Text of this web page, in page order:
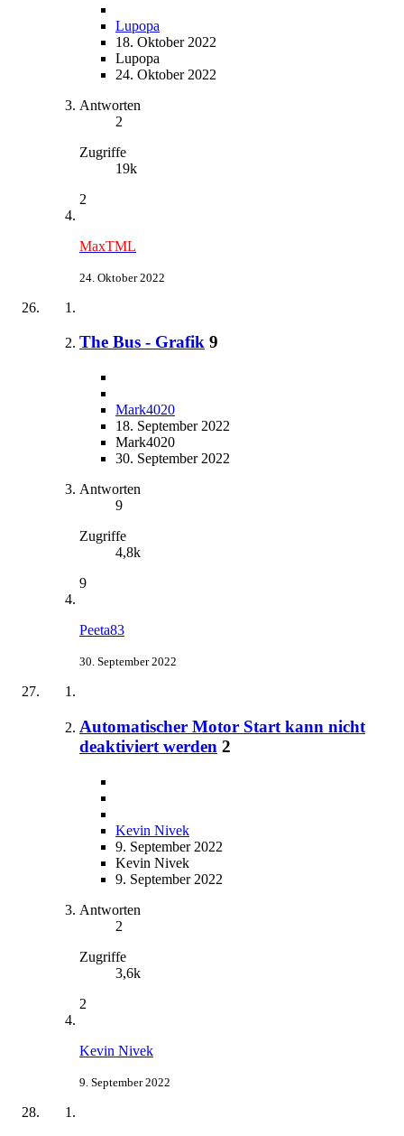
Lupopa
18. Oktober 2022
Lupopa
24. Oktober 2022
Antworten
2
Zugriffe
19k
2
MaxTML
24. Oktober 2022
The Bus - Grafik 9
Mark4020
18. September 2022
Mark4020
30. September 2022
Antworten
9
Zugriffe
4,8k
9
Peeta83
30. September 2022
Automatischer Motor Start kann nicht
deaktiviert werden 2
Kevin Nivek
9. September 2022
Kevin Nivek
9. September 2022
Antworten
2
Zugriffe
3,6k
2
Kevin Nivek
9. September 2022